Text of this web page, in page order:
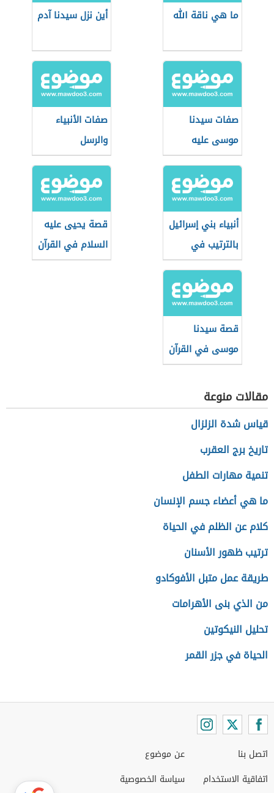
ما هي ناقة الله أين نزل سيدنا آدم
صفات سيدنا
موسى عليه
السلام
صفات الأنبياء
والرسل
أنبياء بني إسرائيل
بالترتيب في
الإسلام
قصة يحيى عليه
السلام في القرآن
الكريم
قصة سيدنا
موسى في القرآن
حسب تسلسلها
التاريخي
مقالات منوعة
قياس شدة الزلزال
تاريخ برج العقرب
تنمية مهارات الطفل
ما هي أعضاء جسم الإنسان
كلام عن الظلم في الحياة
ترتيب ظهور الأسنان
طريقة عمل متبل الأفوكادو
من الذي بنى الأهرامات
تحليل النيكوتين
الحياة في جزر القمر
اتصل بنا
اتفاقية الاستخدام
عن موضوع
سياسة الخصوصية